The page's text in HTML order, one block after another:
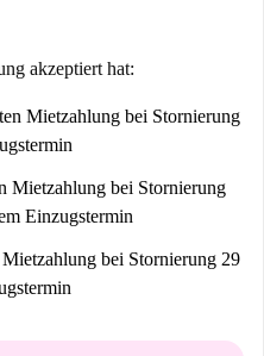
Es verfügt über ein cooles offenes
liegt in der Nähe der
Stadt.
Fashionistas. Sie befinden sich
Restaurants und Cafés haben.
akzeptiert hat:
Mietzahlung bei Stornierung
Mietzahlung bei Stornierung
Einzugstermin
Mietzahlung bei Stornierung 29